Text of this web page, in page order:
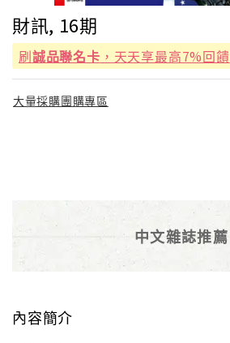
財訊, 16期
刷誠品聯名卡 ，天天享最高7%回饋
大量採購團購專區
中文雜誌推薦
內容簡介